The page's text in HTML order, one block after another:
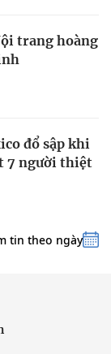
trang hoàng
đổ sập khi
7 người thiệt
tin theo ngày